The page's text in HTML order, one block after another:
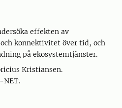
effekten av
konnektivitet över tid, och
på ekosystemtjänster.
Kristiansen.
NET.